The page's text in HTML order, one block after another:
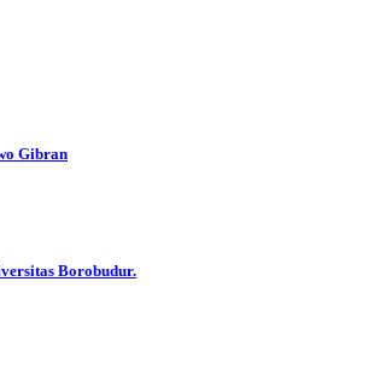
Gibran
Borobudur.